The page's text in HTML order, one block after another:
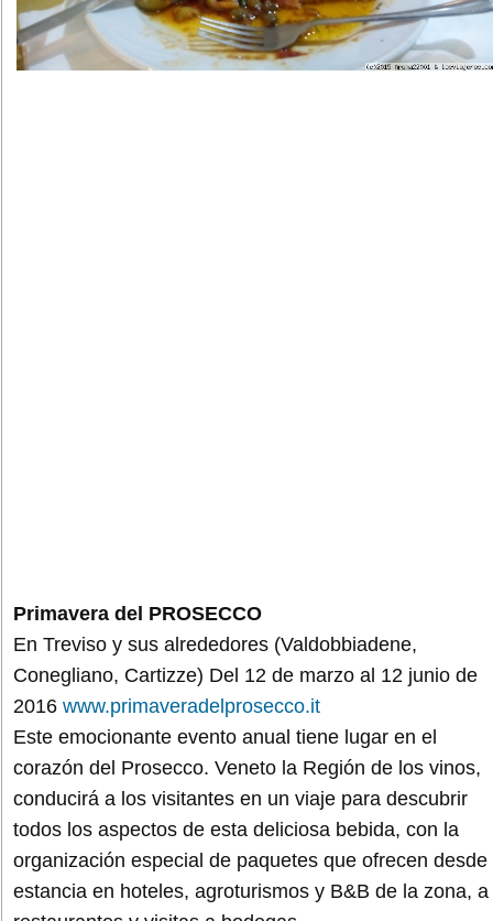
Primavera del PROSECCO
En Treviso y sus alrededores (Valdobbiadene,
Conegliano, Cartizze) Del 12 de marzo al 12 junio de
2016 www.primaveradelprosecco.it
Este emocionante evento anual tiene lugar en el
corazón del Prosecco. Veneto la Región de los vinos,
conducirá a los visitantes en un viaje para descubrir
todos los aspectos de esta deliciosa bebida, con la
organización especial de paquetes que ofrecen desde
estancia en hoteles, agroturismos y B&B de la zona, a